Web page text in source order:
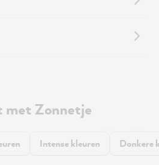
met Zonnetje
Intense kleuren Donkere